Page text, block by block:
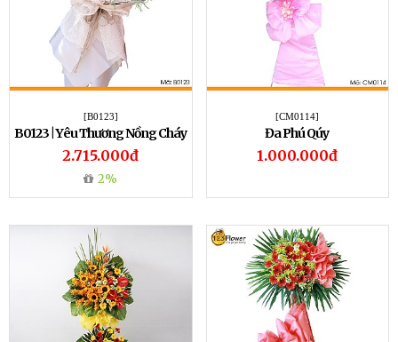
[B0123]
B0123 | Yêu Thương Nồng Cháy
2.715.000đ
2%
[CM0114]
Đa Phú Qúy
1.000.000đ